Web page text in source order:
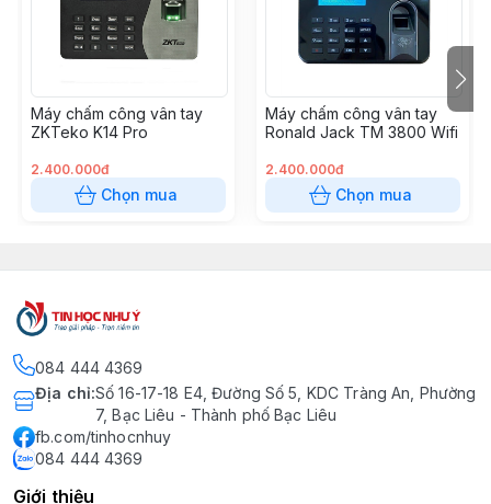
Máy chấm công vân tay
ZKTeko K14 Pro
2.400.000đ
Chọn mua
Máy chấm công vân tay
Ronald Jack TM 3800 Wifi
2.400.000đ
Chọn mua
084 444 4369
Địa chỉ:Số 16-17-18 E4, Đường Số 5, KDC Tràng An, Phường
7, Bạc Liêu - Thành phố Bạc Liêu
fb.com/tinhocnhuy
084 444 4369
Giới thiệu